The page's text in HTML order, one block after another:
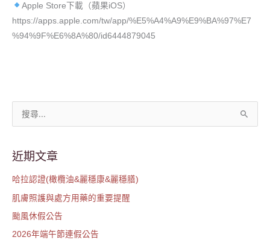
Apple Store下載（蘋果iOS）
https://apps.apple.com/tw/app/%E5%A4%A9%E9%BA%97%E7
%94%9F%E6%8A%80/id6444879045
關
字
:
近期文章
哈拉認證(橄欖油&麗穩康&麗穩膳)
肌膚照護與處方用藥的重要提醒
颱風休假公告
2026年端午節連假公告